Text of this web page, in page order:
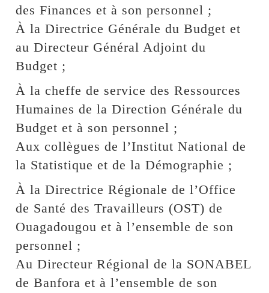
des Finances et à son personnel ;
À la Directrice Générale du Budget et
au Directeur Général Adjoint du
Budget ;
À la cheffe de service des Ressources
Humaines de la Direction Générale du
Budget et à son personnel ;
Aux collègues de l’Institut National de
la Statistique et de la Démographie ;
À la Directrice Régionale de l’Office
de Santé des Travailleurs (OST) de
Ouagadougou et à l’ensemble de son
personnel ;
Au Directeur Régional de la SONABEL
de Banfora et à l’ensemble de son